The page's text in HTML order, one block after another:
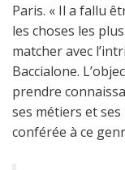
Paris. « Il a fallu
les choses les
matcher avec
Baccialone.
prendre
ses métiers et
conférée à ce